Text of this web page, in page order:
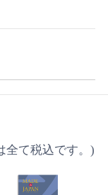
全て税込です。)